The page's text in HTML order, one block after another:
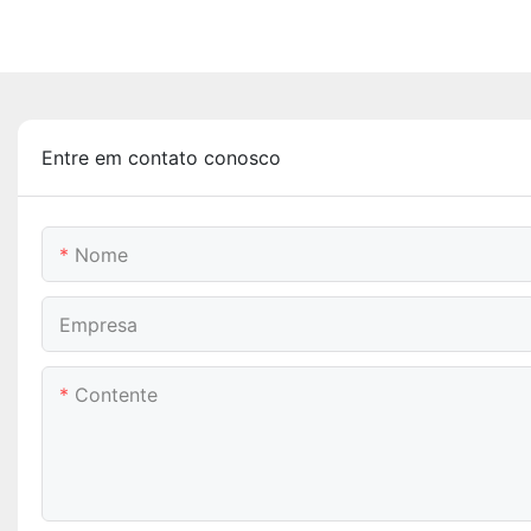
Entre em contato conosco
Nome
Empresa
Contente